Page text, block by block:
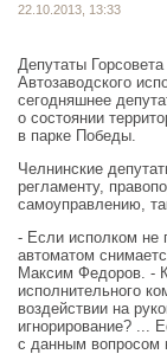
22.10.2013, 13:33
Депутаты
Автозаводского
сегодняшнее
о состоянии
в парке Победы.
Челнинские
регламенту,
самоуправлению,
- Если исполком не
автоматом
Максим Федоров. -
исполнительного
воздействии на
игнорирование? ...
с данным вопросом